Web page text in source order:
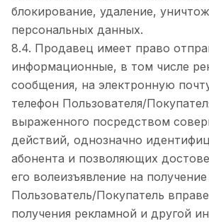
блокирование, удаление,
персональных данных.
8.4. Продавец имеет право
информационные, в том числе
сообщения, на электронную
телефон Пользователя/
выраженного посредством
действий, однозначно
абонента и позволяющих
его волеизъявление на
Пользователь/Покупатель
получения рекламной и другой